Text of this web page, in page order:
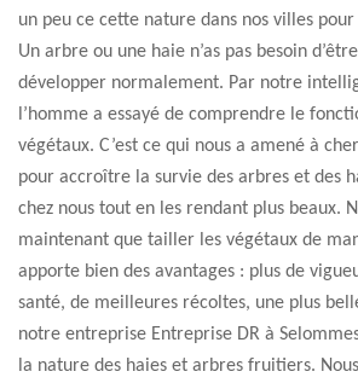
un peu ce cette nature dans nos villes
Un arbre ou une haie n’as pas besoin
développer normalement. Par notre
l’homme a essayé de comprendre le
végétaux. C’est ce qui nous a amené à
pour accroître la survie des arbres et des
chez nous tout en les rendant plus beaux.
maintenant que tailler les végétaux de
apporte bien des avantages : plus de
santé, de meilleures récoltes, une plus
notre entreprise Entreprise DR à
la nature des haies et arbres fruitiers.